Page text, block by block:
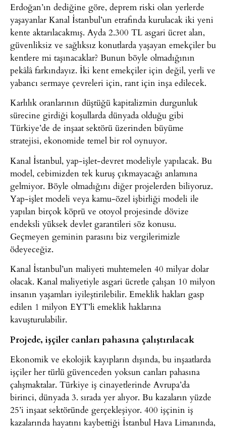
Erdoğan’ın dediğine göre, deprem riski olan yerlerde
yaşayanlar Kanal İstanbul’un etrafında kurulacak iki yeni
kente aktarılacakmış. Ayda 2.300 TL asgari ücret alan,
güvenliksiz ve sağlıksız konutlarda yaşayan emekçiler bu
kentlere mi taşınacaklar? Bunun böyle olmadığının
pekâlâ farkındayız. İki kent emekçiler için değil, yerli ve
yabancı sermaye çevreleri için, rant için inşa edilecek.
Karlılık oranlarının düştüğü kapitalizmin durgunluk
sürecine girdiği koşullarda dünyada olduğu gibi
Türkiye’de de inşaat sektörü üzerinden büyüme
stratejisi, ekonomide temel bir rol oynuyor.
Kanal İstanbul, yap-işlet-devret modeliyle yapılacak. Bu
model, cebimizden tek kuruş çıkmayacağı anlamına
gelmiyor. Böyle olmadığını diğer projelerden biliyoruz.
Yap-işlet modeli veya kamu-özel işbirliği modeli ile
yapılan birçok köprü ve otoyol projesinde dövize
endeksli yüksek devlet garantileri söz konusu.
Geçmeyen geminin parasını biz vergilerimizle
ödeyeceğiz.
Kanal İstanbul’un maliyeti muhtemelen 40 milyar dolar
olacak. Kanal maliyetiyle asgari ücretle çalışan 10 milyon
insanın yaşamları iyileştirilebilir. Emeklik hakları gasp
edilen 1 milyon EYT’li emeklik haklarına
kavuşturulabilir.
Projede, işçiler canları pahasına çalıştırılacak
Ekonomik ve ekolojik kayıpların dışında, bu inşaatlarda
işçiler her türlü güvenceden yoksun canları pahasına
çalışmaktalar. Türkiye iş cinayetlerinde Avrupa’da
birinci, dünyada 3. sırada yer alıyor. Bu kazaların yüzde
25’i inşaat sektöründe gerçekleşiyor. 400 işçinin iş
kazalarında hayatını kaybettiği İstanbul Hava Limanında,